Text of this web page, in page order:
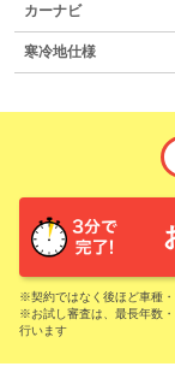
カーナビ
寒冷地仕様
※契約ではなく後ほど車種
※お試し審査は、最長年数
行います